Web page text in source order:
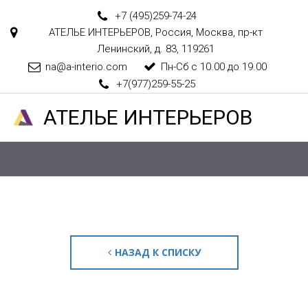
+7 (495)259-74-24
АТЕЛЬЕ ИНТЕРЬЕРОВ, Россия, Москва, пр-кт
Ленинский, д. 83, 119261
na@a-interio.com
Пн-Сб с 10.00 до 19.00
+7(977)259-55-25
АТЕЛ­­­­­­ЬЕ ИНТЕРЬЕРОВ
НАЗАД К СПИСКУ